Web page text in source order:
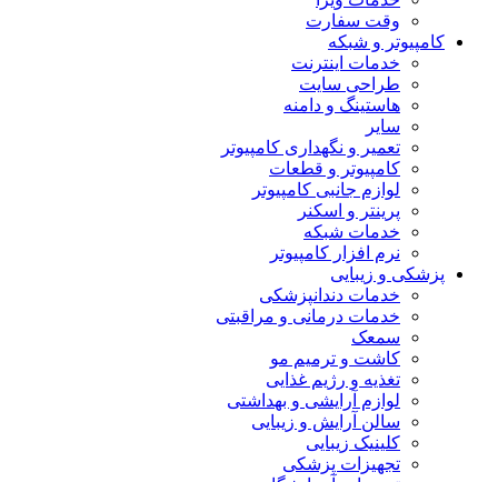
وقت سفارت
کامپیوتر و شبکه
خدمات اینترنت
طراحی سایت
هاستینگ و دامنه
سایر
تعمیر و نگهداری کامپیوتر
کامپیوتر و قطعات
لوازم جانبی کامپیوتر
پرینتر و اسکنر
خدمات شبکه
نرم افزار کامپیوتر
پزشکی و زیبایی
خدمات دندانپزشکی
خدمات درمانی و مراقبتی
سمعک
کاشت و ترمیم مو
تغذیه و رژیم غذایی
لوازم آرایشی و بهداشتی
سالن آرایش و زیبایی
کلینیک زیبایی
تجهیزات پزشکی